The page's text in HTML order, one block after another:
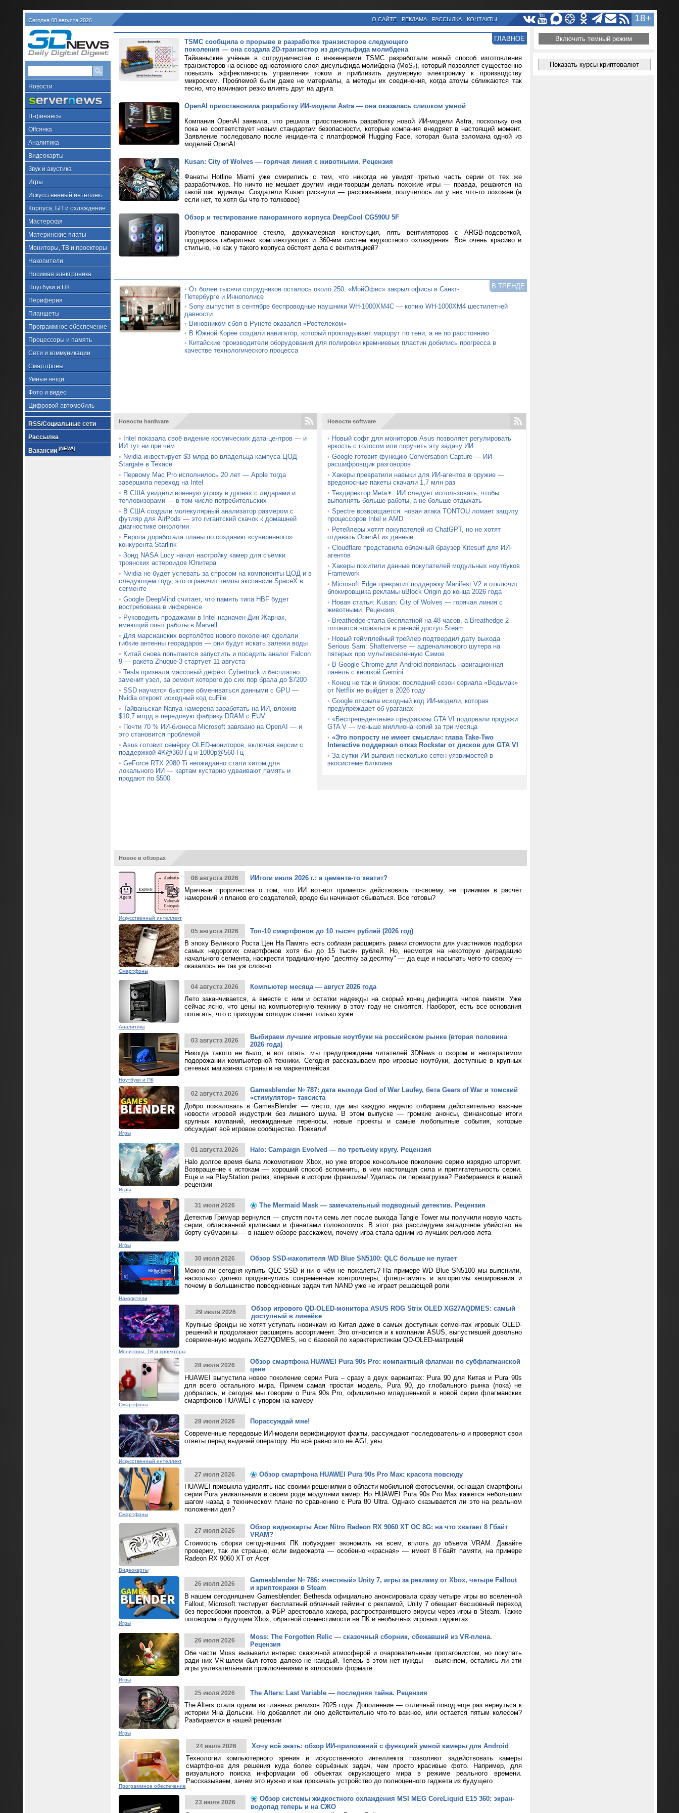
Сегодня 08 августа 2026 18+
О САЙТЕ РЕКЛАМА РАССЫЛКА КОНТАКТЫ
Новости
IT-финансы
Offсянка
Аналитика
Видеокарты
Звук и акустика
Игры
Искусственный интеллект
Корпуса, БП и охлаждение
Мастерская
Материнские платы
Мониторы, ТВ и проекторы
Накопители
Носимая электроника
Ноутбуки и ПК
Периферия
Планшеты
Программное обеспечение
Процессоры и память
Сети и коммуникации
Смартфоны
Умные вещи
Фото и видео
Цифровой автомобиль
RSS/Социальные сети
Рассылка
Вакансии [NEW!]
ГЛАВНОЕ
TSMC сообщила о прорыве в разработке транзисторов следующего
поколения — она создала 2D-транзистор из дисульфида молибдена
Тайваньские учёные в сотрудничестве с инженерами TSMC разработали новый способ изготовления
транзисторов на основе одноатомного слоя дисульфида молибдена (MoS₂), который позволяет существенно
повысить эффективность управления током и приблизить двумерную электронику к производству
микросхем. Проблемой были даже не материалы, а методы их соединения, когда атомы сближаются так
тесно, что начинают резко влиять друг на друга
OpenAI приостановила разработку ИИ-модели Astra — она оказалась слишком умной
Компания OpenAI заявила, что решила приостановить разработку новой ИИ-модели Astra, поскольку она
пока не соответствует новым стандартам безопасности, которые компания внедряет в настоящий момент.
Заявление последовало после инцидента с платформой Hugging Face, которая была взломана одной из
моделей OpenAI
Kusan: City of Wolves — горячая линия с животными. Рецензия
Фанаты Hotline Miami уже смирились с тем, что никогда не увидят третью часть серии от тех же
разработчиков. Но ничто не мешает другим инди-творцам делать похожие игры — правда, решаются на
такой шаг единицы. Создатели Kusan рискнули — рассказываем, получилось ли у них что-то похожее (а
если нет, то хотя бы что-то толковое)
Обзор и тестирование панорамного корпуса DeepCool CG590U 5F
Изогнутое панорамное стекло, двухкамерная конструкция, пять вентиляторов с ARGB-подсветкой,
поддержка габаритных комплектующих и 360-мм систем жидкостного охлаждения. Всё очень красиво и
стильно, но как у такого корпуса обстоят дела с вентиляцией?
В ТРЕНДЕ
• От более тысячи сотрудников осталось около 250: «МойОфис» закрыл офисы в Санкт-
Петербурге и Иннополисе
• Sony выпустит в сентябре беспроводные наушники WH-1000XM4C — копию WH-1000XM4 шестилетней
давности
• Виновником сбоя в Рунете оказался «Ростелеком»
• В Южной Корее создали навигатор, который прокладывает маршрут по тени, а не по расстоянию
• Китайские производители оборудования для полировки кремниевых пластин добились прогресса в
качестве технологического процесса
Новости hardware
• Intel показала своё видение космических дата-центров — и
ИИ тут ни при чём
• Nvidia инвестирует $3 млрд во владельца кампуса ЦОД
Stargate в Техасе
• Первому Mac Pro исполнилось 20 лет — Apple тогда
завершила переход на Intel
• В США увидели военную угрозу в дронах с лидарами и
тепловизорами — в том числе потребительских
• В США создали молекулярный анализатор размером с
футляр для AirPods — это гигантский скачок к домашней
диагностике онкологии
• Европа доработала планы по созданию «суверенного»
конкурента Starlink
• Зонд NASA Lucy начал настройку камер для съёмки
троянских астероидов Юпитера
• Nvidia не будет успевать за спросом на компоненты ЦОД и в
следующем году, это ограничит темпы экспансии SpaceX в
сегменте
• Google DeepMind считает, что память типа HBF будет
востребована в инференсе
• Руководить продажами в Intel назначен Дин Жарнак,
имеющий опыт работы в Marvell
• Для марсианских вертолётов нового поколения сделали
гибкие антенны георадаров — они будут искать залежи воды
• Китай снова попытается запустить и посадить аналог Falcon
9 — ракета Zhuque-3 стартует 11 августа
• Tesla признала массовый дефект Cybertruck и бесплатно
заменит узел, за ремонт которого до сих пор брала до $7200
• SSD научатся быстрее обмениваться данными с GPU —
Nvidia откроет исходный код cuFile
• Тайваньская Nanya намерена заработать на ИИ, вложив
$10,7 млрд в передовую фабрику DRAM с EUV
• Почти 70 % ИИ-бизнеса Microsoft завязано на OpenAI — и
это становится проблемой
• Asus готовит семёрку OLED-мониторов, включая версии с
поддержкой 4K@360 Гц и 1080p@560 Гц
• GeForce RTX 2080 Ti неожиданно стали хитом для
локального ИИ — картам кустарно удваивают память и
продают по $500
Новости software
• Новый софт для мониторов Asus позволяет регулировать
яркость с голосом или поручить эту задачу ИИ
• Google готовит функцию Conversation Capture — ИИ-
расшифровщик разговоров
• Хакеры превратили навыки для ИИ-агентов в оружие —
вредоносные пакеты скачали 1,7 млн раз
• Техдиректор Meta✴: ИИ следует использовать, чтобы
выполнять больше работы, а не больше отдыхать
• Spectre возвращается: новая атака TONTOU ломает защиту
процессоров Intel и AMD
• Ретейлеры хотят покупателей из ChatGPT, но не хотят
отдавать OpenAI их данные
• Cloudflare представила облачный браузер Kitesurf для ИИ-
агентов
• Хакеры похитили данные покупателей модульных ноутбуков
Framework
• Microsoft Edge прекратит поддержку Manifest V2 и отключит
блокировщика рекламы uBlock Origin до конца 2026 года
• Новая статья: Kusan: City of Wolves — горячая линия с
животными. Рецензия
• Breathedge стала бесплатной на 48 часов, а Breathedge 2
готовится ворваться в ранний доступ Steam
• Новый геймплейный трейлер подтвердил дату выхода
Serious Sam: Shatterverse — адреналинового шутера на
пятерых про мультивселенную Сэмов
• В Google Chrome для Android появилась навигационная
панель с кнопкой Gemini
• Конец не так и близок: последний сезон сериала «Ведьмак»
от Netflix не выйдет в 2026 году
• Google открыла исходный код ИИ-модели, которая
предупреждает об ураганах
• «Беспрецедентные» предзаказы GTA VI подорвали продажи
GTA V — меньше миллиона копий за три месяца
• «Это попросту не имеет смысла»: глава Take-Two
Interactive поддержал отказ Rockstar от дисков для GTA VI
• За сутки ИИ выявил несколько сотен уязвимостей в
экосистеме биткоина
Новое в обзорах
Искусственный интеллект
06 августа 2026
ИИтоги июля 2026 г.: а цемента-то хватит?
Мрачные пророчества о том, что ИИ вот-вот примется действовать по-своему, не принимая в расчёт
намерений и планов его создателей, вроде бы начинают сбываться. Все готовы?
Смартфоны
05 августа 2026
Топ-10 смартфонов до 10 тысяч рублей (2026 год)
В эпоху Великого Роста Цен На Память есть соблазн расширить рамки стоимости для участников подборки
самых недорогих смартфонов хотя бы до 15 тысяч рублей. Но, несмотря на некоторую деградацию
начального сегмента, наскрести традиционную "десятку за десятку" — да еще и насыпать чего-то сверху —
оказалось не так уж сложно
Аналитика
04 августа 2026
Компьютер месяца — август 2026 года
Лето заканчивается, а вместе с ним и остатки надежды на скорый конец дефицита чипов памяти. Уже
сейчас ясно, что цены на компьютерную технику в этом году не снизятся. Наоборот, есть все основания
полагать, что с приходом холодов станет только хуже
Ноутбуки и ПК
03 августа 2026
Выбираем лучшие игровые ноутбуки на российском рынке (вторая половина
2026 года)
Никогда такого не было, и вот опять: мы предупреждаем читателей 3DNews о скором и неотвратимом
подорожании компьютерной техники. Сегодня рассказываем про игровые ноутбуки, доступные в крупных
сетевых магазинах страны и на маркетплейсах
Игры
02 августа 2026
Gamesblender № 787: дата выхода God of War Laufey, бета Gears of War и томский
«стимулятор» таксиста
Добро пожаловать в GamesBlender — место, где мы каждую неделю отбираем действительно важные
новости игровой индустрии без лишнего шума. В этом выпуске — громкие анонсы, финансовые итоги
крупных компаний, неожиданные переносы, новые проекты и самые любопытные события, которые
обсуждает всё игровое сообщество. Поехали!
Игры
01 августа 2026
Halo: Campaign Evolved — по третьему кругу. Рецензия
Halo долгое время была локомотивом Xbox, но уже второе консольное поколение серию изрядно штормит.
Возвращение к истокам — хороший способ вспомнить, в чем настоящая сила и притягательность серии.
Еще и на PlayStation релиз, впервые в истории франшизы! Удалась ли перезагрузка? Разбираемся в нашей
рецензии
Игры
31 июля 2026
The Mermaid Mask — замечательный подводный детектив. Рецензия
Детектив Гримуар вернулся — спустя почти семь лет после выхода Tangle Tower мы получили новую часть
серии, обласканной критиками и фанатами головоломок. В этот раз расследуем загадочное убийство на
борту субмарины — в нашем обзоре расскажем, почему игра стала одним из лучших релизов лета
Накопители
30 июля 2026
Обзор SSD-накопителя WD Blue SN5100: QLC больше не пугает
Можно ли сегодня купить QLC SSD и ни о чём не пожалеть? На примере WD Blue SN5100 мы выяснили,
насколько далеко продвинулись современные контроллеры, флеш-память и алгоритмы кеширования и
почему в большинстве повседневных задач тип NAND уже не играет решающей роли
Мониторы, ТВ и проекторы
29 июля 2026
Обзор игрового QD-OLED-монитора ASUS ROG Strix OLED XG27AQDMES: самый
доступный в линейке
Крупные бренды не хотят уступать новичкам из Китая даже в самых доступных сегментах игровых OLED-
решений и продолжают расширять ассортимент. Это относится и к компании ASUS, выпустившей довольно
современную модель XG27QDMES, но с базовой по характеристикам QD-OLED-матрицей
Смартфоны
28 июля 2026
Обзор смартфона HUAWEI Pura 90s Pro: компактный флагман по субфлагманской
цене
HUAWEI выпустила новое поколение серии Pura – сразу в двух вариантах: Pura 90 для Китая и Pura 90s
для всего остального мира. Причем самая простая модель, Pura 90, до глобального рынка (пока) не
добралась, и сегодня мы говорим о Pura 90s Pro, официально младшенькой в новой серии флагманских
смартфонов HUAWEI с упором на камеру
Искусственный интеллект
28 июля 2026
Порассуждай мне!
Современные передовые ИИ-модели верифицируют факты, рассуждают последовательно и проверяют свои
ответы перед выдачей оператору. Но всё равно это не AGI, увы
Смартфоны
27 июля 2026
Обзор смартфона HUAWEI Pura 90s Pro Max: красота повсюду
HUAWEI привыкла удивлять нас своими решениями в области мобильной фотосъемки, оснащая смартфоны
серии Pura уникальными в своем роде модулями камер. Но HUAWEI Pura 90s Pro Max кажется небольшим
шагом назад в техническом плане по сравнению с Pura 80 Ultra. Однако сказывается ли это на реальном
положении дел?
Видеокарты
27 июля 2026
Обзор видеокарты Acer Nitro Radeon RX 9060 XT OC 8G: на что хватает 8 Гбайт
VRAM?
Стоимость сборки сегодняшних ПК побуждает экономить на всем, вплоть до объема VRAM. Давайте
проверим, так ли страшно, если видеокарта — особенно «красная» — имеет 8 Гбайт памяти, на примере
Radeon RX 9060 XT от Acer
Игры
26 июля 2026
Gamesblender № 786: «честный» Unity 7, игры за рекламу от Xbox, четыре Fallout
и криптокражи в Steam
В нашем сегодняшнем Gamesblender: Bethesda официально анонсировала сразу четыре игры во вселенной
Fallout, Microsoft тестирует бесплатный облачный гейминг с рекламой, Unity 7 обещает бесшовный переход
без пересборки проектов, а ФБР арестовало хакера, распространявшего вирусы через игры в Steam. Также
поговорим о будущем Xbox, обратной совместимости на ПК и необычных игровых гаджетах
Игры
26 июля 2026
Moss: The Forgotten Relic — сказочный сборник, сбежавший из VR-плена.
Рецензия
Обе части Moss вызывали интерес сказочной атмосферой и очаровательным протагонистом, но покупать
ради них VR-шлем был готов далеко не каждый. Теперь в этом нет нужды — выясняем, остались ли эти
игры увлекательными приключениями в «плоском» формате
Игры
25 июля 2026
The Alters: Last Variable — последняя тайна. Рецензия
The Alters стала одним из главных релизов 2025 года. Дополнение — отличный повод еще раз вернуться к
истории Яна Дольски. Но добавляет ли оно действительно что-то важное, или остается пятым колесом?
Разбираемся в нашей рецензии
Программное обеспечение
24 июля 2026
Хочу всё знать: обзор ИИ-приложений с функцией умной камеры для Android
Технологии компьютерного зрения и искусственного интеллекта позволяют задействовать камеры
смартфонов для решения куда более серьёзных задач, чем просто красивые фото. Например, для
визуального поиска информации об объектах окружающего мира в режиме реального времени.
Рассказываем, зачем это нужно и как прокачать устройство до полноценного гаджета из будущего
23 июля 2026
Обзор системы жидкостного охлаждения MSI MEG CoreLiquid E15 360: экран-
водопад теперь и на СЖО
Включить темный режим
Показать курсы криптовалют